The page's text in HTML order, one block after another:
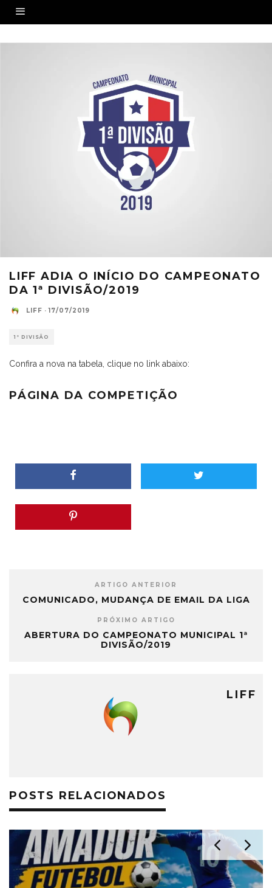
LIFF ADIA O INÍCIO DO CAMPEONATO
DA 1ª DIVISÃO/2019
LIFF · 17/07/2019
1ª DIVISÃO
Confira a nova na tabela, clique no link abaixo:
PÁGINA DA COMPETIÇÃO
ARTIGO ANTERIOR
COMUNICADO, MUDANÇA DE EMAIL DA LIGA
PRÓXIMO ARTIGO
ABERTURA DO CAMPEONATO MUNICIPAL 1ª
DIVISÃO/2019
LIFF
POSTS RELACIONADOS